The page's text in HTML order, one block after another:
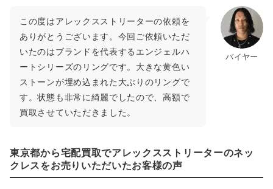
バイヤー
この度はアレックスストリーターの依頼を
ありがとうございます。今回ご依頼いただ
いたのはブランドを代表するエンジェルハ
ートシリーズのリングです。大きな黄色い
ストーンが埋め込まれた大ぶりのリングで
す。状態も非常に綺麗でしたので、高額で
買取させていただきました。
東京都から宅配買取でアレックスストリーターのネッ
クレスをお売りいただいたお客様の声